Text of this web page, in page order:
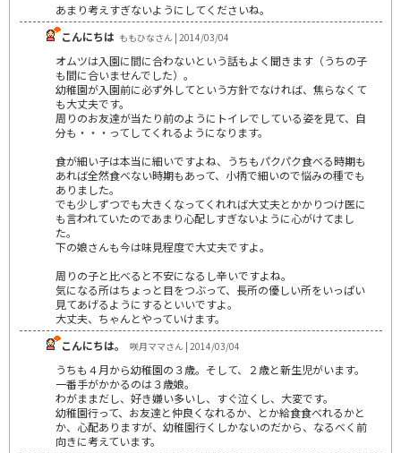
あまり考えすぎないようにしてくださいね。
こんにちは ももひなさん | 2014/03/04
オムツは入園に間に合わないという話もよく聞きます（うちの子
も間に合いませんでした）。
幼稚園が入園前に必ず外してという方針でなければ、焦らなくて
も大丈夫です。
周りのお友達が当たり前のようにトイレでしている姿を見て、自
分も・・・ってしてくれるようになります。
食が細い子は本当に細いですよね、うちもパクパク食べる時期も
あれば全然食べない時期もあって、小柄で細いので悩みの種でも
ありました。
でも少しずつでも大きくなってくれれば大丈夫とかかりつけ医に
も言われていたのであまり心配しすぎないように心がけてまし
た。
下の娘さんも今は味見程度で大丈夫ですよ。
周りの子と比べると不安になるし辛いですよね。
気になる所はちょっと目をつぶって、長所の優しい所をいっぱい
見てあげるようにするといいですよ。
大丈夫、ちゃんとやっていけます。
こんにちは。
咲月ママさん | 2014/03/04
うちも４月から幼稚園の３歳。そして、２歳と新生児がいます。
一番手がかかるのは３歳娘。
わがままだし、好き嫌い多いし、すぐ泣くし、大変です。
幼稚園行って、お友達と仲良くなれるか、とか給食食べれるかと
か、心配ありますが、幼稚園行くしかないのだから、なるべく前
向きに考えています。